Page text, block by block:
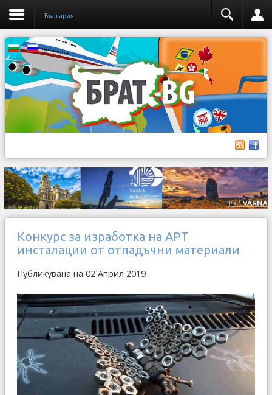
България
Конкурс за изработка на АРТ
инсталации от отпадъчни материали
Публикувана на 02 Април 2019